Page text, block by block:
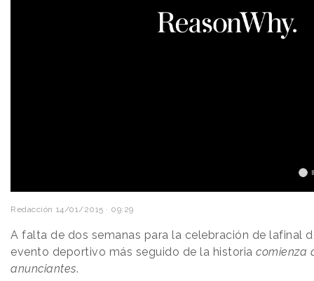
Redacción 14/01/2015 · 09:29
A falta de dos semanas para la celebración de lafinal
evento deportivo más seguido de la historia comienza
anunciantes.